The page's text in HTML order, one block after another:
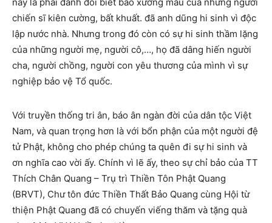
chiến sĩ kiên cường, bất khuất. đã anh dũng hi sinh vì độc
lập nước nhà. Nhưng trong đó còn có sự hi sinh thầm lặng
của những người mẹ, người cô,…, họ đã dâng hiến người
cha, người chồng, người con yêu thương của mình vì sự
nghiệp bảo vệ Tổ quốc.
Với truyền thống tri ân, báo ân ngàn đời của dân tộc Việt
Nam, và quan trọng hơn là với bổn phận của một người đệ
tử Phật, không cho phép chúng ta quên đi sự hi sinh và
ơn nghĩa cao vời ấy. Chính vì lẽ ấy, theo sự chỉ bảo của TT
Thích Chân Quang – Trụ trì Thiền Tôn Phật Quang
(BRVT), Chư tôn đức Thiền Thất Bảo Quang cùng Hội từ
thiện Phật Quang đã có chuyến viếng thăm và tặng quà